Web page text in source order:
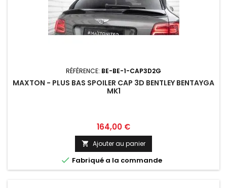
RÉFÉRENCE: BE-BE-1-CAP3D2G
MAXTON - PLUS BAS SPOILER CAP 3D BENTLEY BENTAYGA
MK1
Prix
164,00 €
 Ajouter au panier
 Fabriqué a la commande